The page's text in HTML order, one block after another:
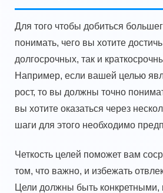
Для того чтобы добиться
понимать, чего вы хотите
долгосрочных, так и
Например, если вашей целью
рост, то вы должны точно
вы хотите оказаться через
шаги для этого необходимо
Четкость целей поможет вам
том, что важно, и избежать
Цели должны быть